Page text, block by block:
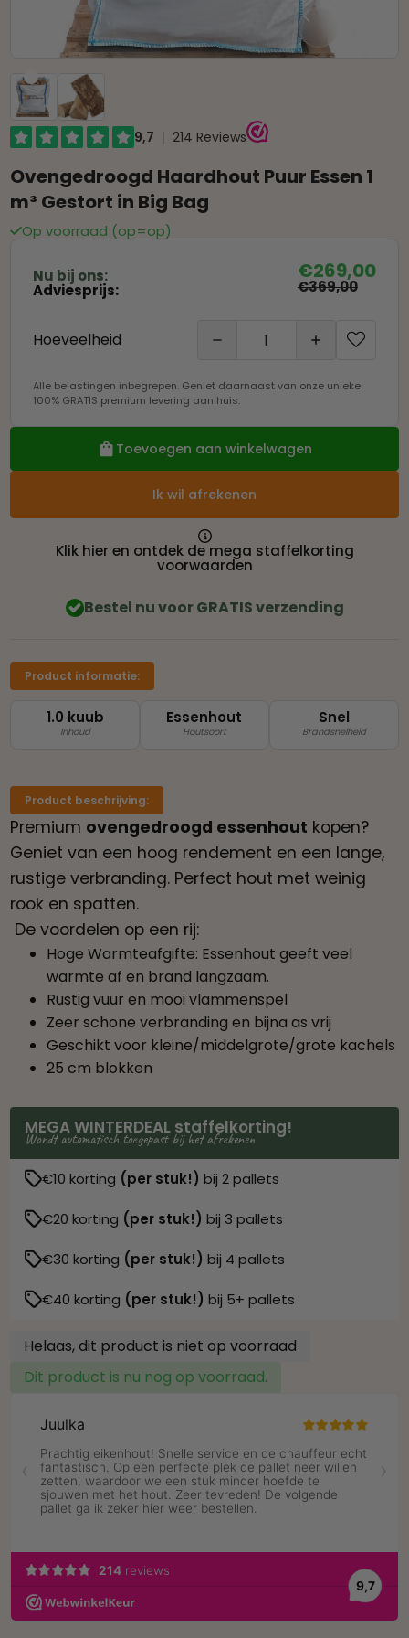
Ovengedroogd Haardhout Puur Essen 1
m³ Gestort in Big Bag
Op voorraad (op=op)
Nu bij ons:
Adviesprijs:
€269,00
€369,00
Hoeveelheid 
Alle belastingen inbegrepen. Geniet daarnaast van onze unieke
100% GRATIS premium levering aan huis.
Toevoegen aan winkelwagen
Ik wil afrekenen

Klik hier en ontdek de mega staffelkorting
voorwaarden
Bestel nu voor GRATIS verzending
Product informatie:
1.0 kuub
Inhoud
Essenhout
Houtsoort
Snel
Brandsnelheid
Product beschrijving:
Premium ovengedroogd essenhout kopen?
Geniet van een hoog rendement en een lange,
rustige verbranding. Perfect hout met weinig
rook en spatten.
De voordelen op een rij:
Hoge Warmteafgifte: Essenhout geeft veel
warmte af en brand langzaam.
Rustig vuur en mooi vlammenspel
Zeer schone verbranding en bijna as vrij
Geschikt voor kleine/middelgrote/grote kachels
25 cm blokken
MEGA WINTERDEAL staffelkorting!
Wordt automatisch toegepast bij het afrekenen
€10 korting (per stuk!) bij 2 pallets
€20 korting (per stuk!) bij 3 pallets
€30 korting (per stuk!) bij 4 pallets
€40 korting (per stuk!) bij 5+ pallets
Helaas, dit product is niet op voorraad
Dit product is nu nog op voorraad.